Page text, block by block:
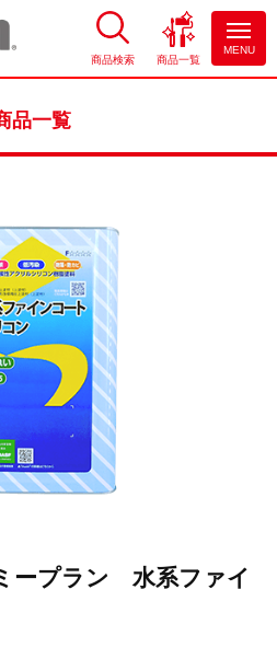
商品検索 商品一覧
MENU
品一覧
ープラン 水系ファイ